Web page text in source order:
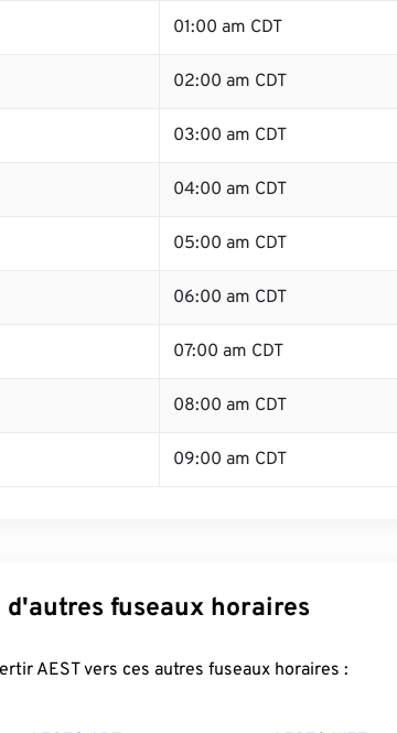
01:00 am CDT
02:00 am CDT
03:00 am CDT
04:00 am CDT
05:00 am CDT
06:00 am CDT
07:00 am CDT
08:00 am CDT
09:00 am CDT
d'autres fuseaux horaires
AEST vers ces autres fuseaux horaires :